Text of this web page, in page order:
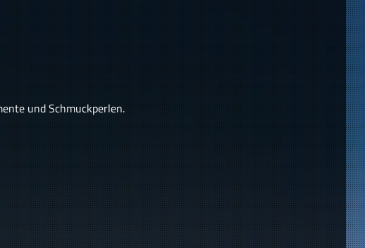
und Schmuckperlen.